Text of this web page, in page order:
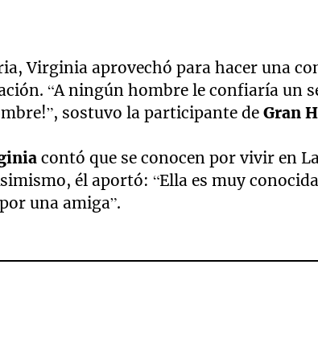
Virginia aprovechó para hacer una
“A ningún hombre le confiaría un
sostuvo la participante deGran
contó que se conocen por vivir en
él aportó: “Ella es muy
una amiga”.